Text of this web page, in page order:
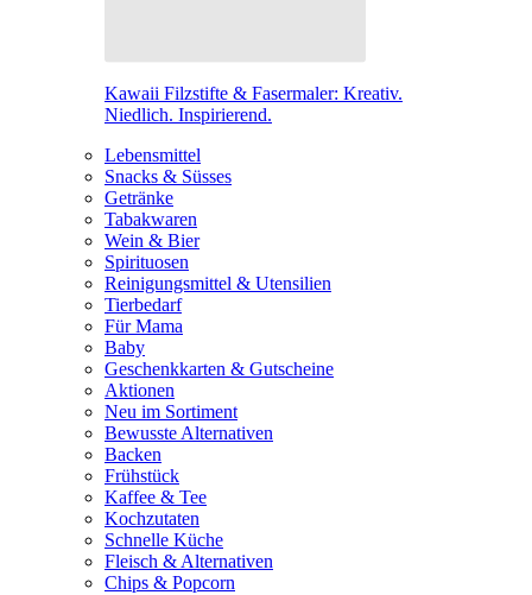
Kawaii Filzstifte & Fasermaler: Kreativ.
Niedlich. Inspirierend.
Lebensmittel
Snacks & Süsses
Getränke
Tabakwaren
Wein & Bier
Spirituosen
Reinigungsmittel & Utensilien
Tierbedarf
Für Mama
Baby
Geschenkkarten & Gutscheine
Aktionen
Neu im Sortiment
Bewusste Alternativen
Backen
Frühstück
Kaffee & Tee
Kochzutaten
Schnelle Küche
Fleisch & Alternativen
Chips & Popcorn